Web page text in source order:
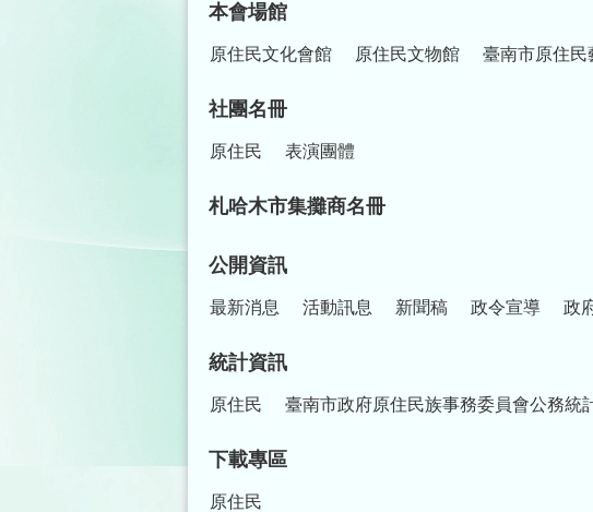
本會場館
原住民文化會館 原住民文物館 臺南市原住民
社團名冊
原住民 表演團體
札哈木市集攤商名冊
公開資訊
最新消息 活動訊息 新聞稿 政令宣導 政
統計資訊
原住民 臺南市政府原住民族事務委員會公務統
下載專區
原住民